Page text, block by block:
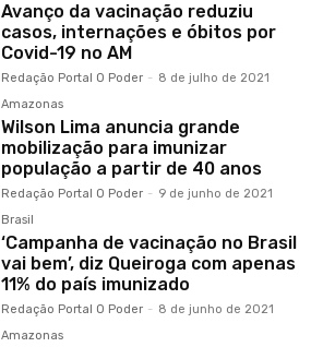
Avanço da vacinação reduziu
casos, internações e óbitos por
Covid-19 no AM
Redação Portal O Poder - 8 de julho de 2021
Amazonas
Wilson Lima anuncia grande
mobilização para imunizar
população a partir de 40 anos
Redação Portal O Poder - 9 de junho de 2021
Brasil
‘Campanha de vacinação no Brasil
vai bem’, diz Queiroga com apenas
11% do país imunizado
Redação Portal O Poder - 8 de junho de 2021
Amazonas